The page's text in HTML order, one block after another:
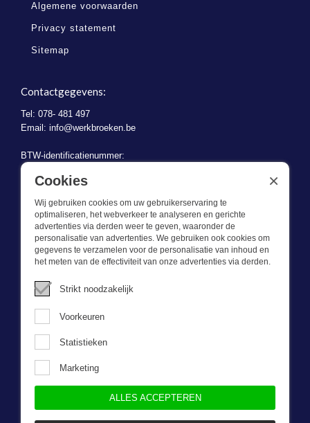
Algemene voorwaarden
Privacy statement
Sitemap
Contactgegevens:
Tel: 078- 481 497
Email: info@werkbroeken.be
BTW-identificatienummer:
BE 0721.730.280
Wat we doen
Deze webshop is onderdeel van BEVAZET BV. Bevazet levert al
sinds 1983 bedrijfskleding aan grote en kleinere ondernemingen.
We hebben een eigen winkel/showroom in Brandwijk. Onze klanten
bieden we kwalitatief goede en sterke bedrijfskleding tegen een
scherpe prijs. Onze service is snel, we zijn voorraadhoudend,
eigen ontwerpster. Neem gerust contact met ons op.
Cookies
Wij gebruiken cookies om uw gebruikerservaring te
optimaliseren, het webverkeer te analyseren en gerichte
advertenties via derden weer te geven, waaronder de
personalisatie van advertenties. We gebruiken ook cookies om
gegevens te verzamelen voor de personalisatie van inhoud en
het meten van de effectiviteit van onze advertenties via derden.
Strikt noodzakelijk
Voorkeuren
Statistieken
Marketing
ALLES ACCEPTEREN
×